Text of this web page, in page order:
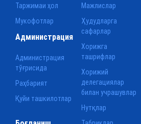
Таржимаи ҳол
Мукофотлар
Мажлислар
Ҳудудларга
сафарлар
Хорижга
ташрифлар
Хорижий
делегациялар
билан учрашувлар
Нутқлар
Администрация
Администрация
тўғрисида
Раҳбарият
Қуйи ташкилотлар